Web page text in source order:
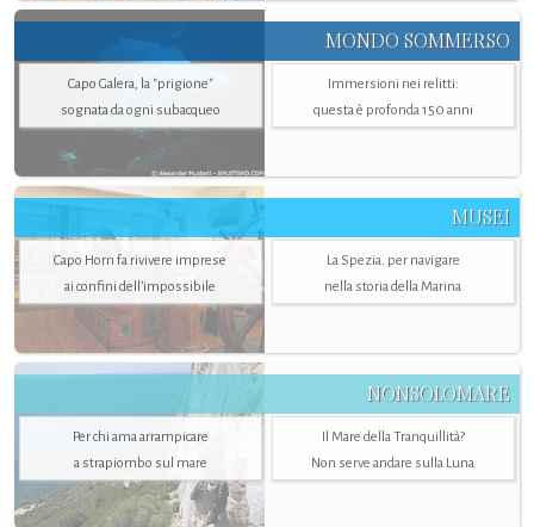
MONDO SOMMERSO
Capo Galera, la "prigione"
sognata da ogni subacqueo
Immersioni nei relitti:
questa è profonda 150 anni
MUSEI
Capo Horn fa rivivere imprese
ai confini dell’impossibile
La Spezia. per navigare
nella storia della Marina
NONSOLOMARE
Per chi ama arrampicare
a strapiombo sul mare
Il Mare della Tranquillità?
Non serve andare sulla Luna